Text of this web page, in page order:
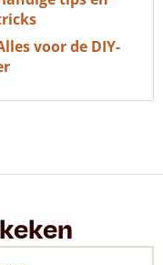
voor de DIY-